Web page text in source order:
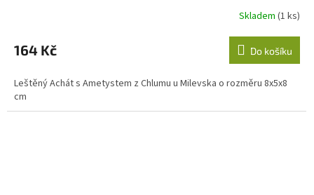
Skladem (1 ks)
164 Kč Do košíku
Leštěný Achát s Ametystem z Chlumu u Milevska o rozměru 8x5x8
cm